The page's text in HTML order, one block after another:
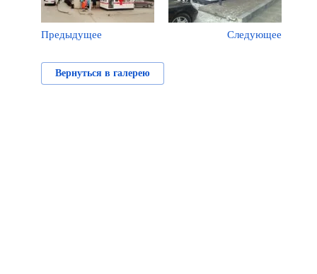
Предыдущее Следующее
Вернуться в галерею